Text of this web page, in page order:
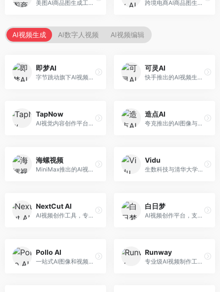
美图AI商品图生成工具，整合美图生态。面向电商卖家，提供商品图美化、模特替换、场景生成等服务，移动端操作便捷。 跨境电商AI商品图生成工具。面向跨境电商卖家，支持多语言商品图生成、模特替换、场景优化等服务，适配海外电商平台需求。
AI视频生成 AI数字人视频 AI视频编辑
即梦AI
字节跳动旗下AI视频创作平台，支持多模态内容生成。面向内容创作者和营销人员，提供文生视频、图生视频、智能剪辑等功能，中文理解能力强，创作效率高。
可灵AI
快手推出的AI视频生成平台，支持文生视频和图生视频，可生成长达2分钟的高质量视频内容。面向短视频创作者和营销人员，操作简便，生成效果逼真，适合商业推广和创意表达。
TapNow
AI视觉内容创作平台，整合图像与视频生成能力。面向内容创作者，提供文生图、文生视频、智能编辑等服务，创作工具丰富，一站式体验便捷。
造点AI
夸克推出的AI图像与视频创作平台。面向普通用户和内容创作者，提供文生图、文生视频等功能，操作简便，与夸克生态深度整合。
海螺视频
MiniMax推出的AI视频生成工具，支持高质量视频创作。面向内容创作者，提供文生视频、视频编辑等功能，生成速度快，视频效果自然流畅。
Vidu
生数科技与清华大学联合研发的AI视频生成大模型。面向视频创作者和内容生产者，支持文生视频、图生视频，视频质量高，物理运动理解准确，国产视频生成领先工具。
NextCut AI
AI视频创作工具，专注于智能剪辑和视频生成。面向视频创作者，提供智能剪辑、视频生成、特效添加等功能，剪辑效率高，适合快节奏内容生产。
白日梦
AI视频创作平台，支持生成长达50分钟的长视频内容。面向长视频创作者和内容生产者，支持故事视频生成、视频编辑等功能，适合叙事性内容创作。
Pollo AI
一站式AI图像和视频创作平台，整合多种生成工具。面向内容创作者，提供文生图、文生视频、视频编辑等服务，创作工具全面，一站式体验便捷。
Runway
专业级AI视频制作工具，支持视频生成与编辑。面向影视制作人和创意工作者，提供文生视频、视频编辑、绿幕抠像等专业功能，视频处理能力强，适合专业创作场景。